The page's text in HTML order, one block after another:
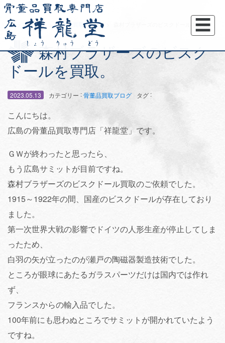
☰
トップページ 骨董品買取ブログ 森村ブラザーズのビスクドールを買取。
森村ブラザーズのビスク
ドールを買取。
2023.05.13 カテゴリー :骨董品買取ブログ タグ :
こんにちは。
広島の骨董品買取専門店「祥龍堂」です。
ＧＷが終わったと思ったら、
もう広島サミットが目前ですね。
森村ブラザーズのビスクドール買取のご依頼でした。
1915～1922年の間、国産のビスクドールが存在しており
ました。
第一次世界大戦の影響でドイツの人形生産が停止してしま
ったため、
白羽の矢が立ったのが瀬戸の陶磁器製造技術でした。
ところが眼球にあたるガラスパーツだけは国内では作れ
ず、
フランスからの輸入品でした。
100年前にも思わぬところでサミットが開かれていたよう
ですね。